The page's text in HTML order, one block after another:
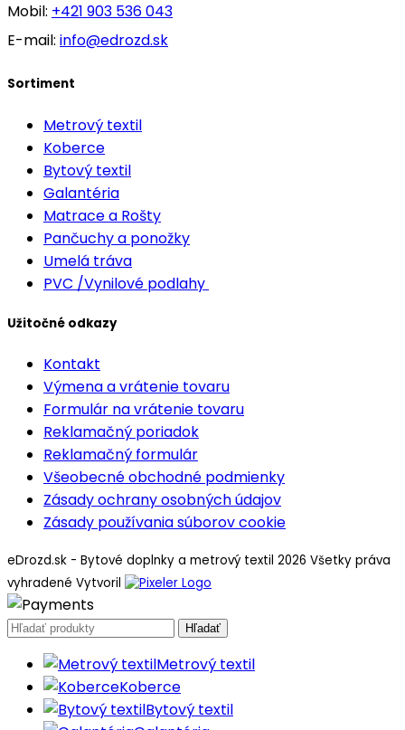
Mobil: +421 903 536 043
E-mail: info@edrozd.sk
Sortiment
Metrový textil
Koberce
Bytový textil
Galantéria
Matrace a Rošty
Pančuchy a ponožky
Umelá tráva
PVC /Vynilové podlahy
Užitočné odkazy
Kontakt
Výmena a vrátenie tovaru
Formulár na vrátenie tovaru
Reklamačný poriadok
Reklamačný formulár
Všeobecné obchodné podmienky
Zásady ochrany osobných údajov
Zásady používania súborov cookie
eDrozd.sk - Bytové doplnky a metrový textil 2026 Všetky práva
vyhradené Vytvoril
Hľadať
Metrový textil
Koberce
Bytový textil